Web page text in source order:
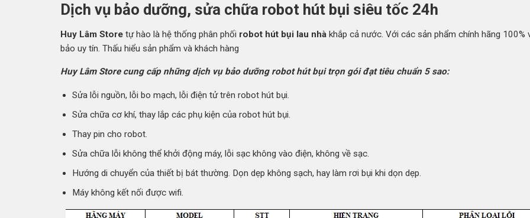
Dịch vụ bảo dưỡng, sửa chữa robot hút bụi siêu tốc 24h
Huy Lâm Store tự hào là hệ thống phân phối robot hút bụi lau nhà khắp cả nước. Với các sản phẩm chính hãng 100%
bảo uy tín. Thấu hiểu sản phẩm và khách hàng
Huy Lâm Store cung cấp những dịch vụ bảo dưỡng robot hút bụi trọn gói đạt tiêu chuẩn 5 sao:
Sửa lỗi nguồn, lỗi bo mạch, lỗi điện tử trên robot hút bụi.
Sửa chữa cơ khí, thay lắp các phụ kiện của robot hút bụi.
Thay pin cho robot.
Sửa chữa lỗi không thể khởi động máy, lỗi sạc không vào điện, không về sạc.
Hướng di chuyển của thiết bị bát thường. Dọn dẹp không sạch, hay làm rơi bụi khi dọn dẹp.
Máy không kết nối được wifi.